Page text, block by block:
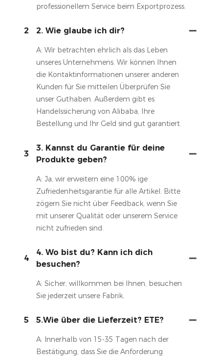
professionellem Service beim Exportprozess.
2 2. Wie glaube ich dir?
A: Wir betrachten ehrlich als das Leben
unseres Unternehmens. Wir können Ihnen
die Kontaktinformationen unserer anderen
Kunden für Sie mitteilen Überprüfen Sie
unser Guthaben. Außerdem gibt es
Handelssicherung von Alibaba, Ihre
Bestellung und Ihr Geld sind gut garantiert.
3
3. Kannst du Garantie für deine
Produkte geben?
A: Ja, wir erweitern eine 100% ige
Zufriedenheitsgarantie für alle Artikel. Bitte
zögern Sie nicht über Feedback, wenn Sie
mit unserer Qualität oder unserem Service
nicht zufrieden sind.
4
4. Wo bist du? Kann ich dich
besuchen?
A: Sicher, willkommen bei Ihnen, besuchen
Sie jederzeit unsere Fabrik.
5 5.Wie über die Lieferzeit? ETE?
A: Innerhalb von 15-35 Tagen nach der
Bestätigung, dass Sie die Anforderung